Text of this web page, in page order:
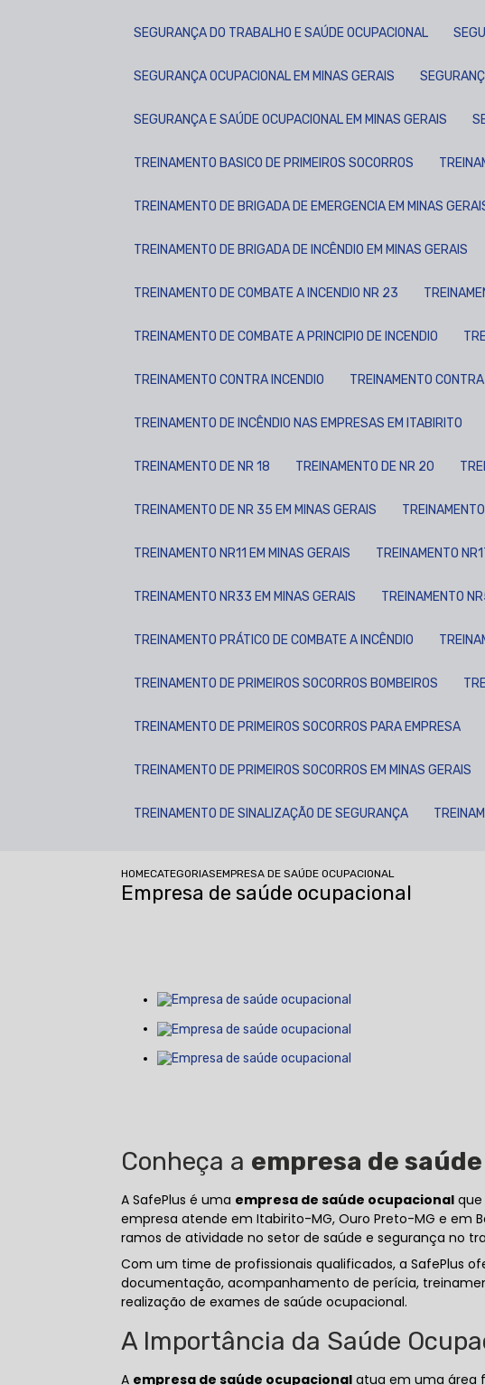
SEGURANÇA DO TRABALHO E SAÚDE OCUPACIONAL
SEGURANÇA OCUPACIONAL EM MINAS GERAIS
SEGURANÇA E SAÚDE OCUPACIONAL EM MINAS GERAIS
TREINAMENTO BASICO DE PRIMEIROS SOCORROS
TREINAMENTO DE BRIGADA DE EMERGENCIA EM MINAS
TREINAMENTO DE BRIGADA DE INCÊNDIO EM MINAS GERAIS
TREINAMENTO DE COMBATE A INCENDIO NR 23
TREINAMENTO DE COMBATE A PRINCIPIO DE INCENDIO
TREINAMENTO CONTRA INCENDIO TREINAMENTO
TREINAMENTO DE INCÊNDIO NAS EMPRESAS EM ITABIRITO
TREINAMENTO DE NR 18 TREINAMENTO DE NR 20
TREINAMENTO DE NR 35 EM MINAS GERAIS
TREINAMENTO NR11 EM MINAS GERAIS TREINAMENTO
TREINAMENTO NR33 EM MINAS GERAIS TREINAMENTO
TREINAMENTO PRÁTICO DE COMBATE A INCÊNDIO
TREINAMENTO DE PRIMEIROS SOCORROS BOMBEIROS
TREINAMENTO DE PRIMEIROS SOCORROS PARA EMPRESA
TREINAMENTO DE PRIMEIROS SOCORROS EM MINAS GERAIS
TREINAMENTO DE SINALIZAÇÃO DE SEGURANÇA
HOMECATEGORIASEMPRESA DE SAÚDE OCUPACIONAL
Empresa de saúde ocupacional
Conheça a empresa de
A SafePlus é uma empresa de saúde ocupacional que
empresa atende em Itabirito-MG, Ouro Preto-MG e em
ramos de atividade no setor de saúde e segurança no
Com um time de profissionais qualificados, a SafePlus
documentação, acompanhamento de perícia,
realização de exames de saúde ocupacional.
A Importância da Saúde
A empresa de saúde ocupacional atua em uma área